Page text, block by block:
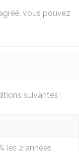
vous pouvez
suivantes :
les 2 années